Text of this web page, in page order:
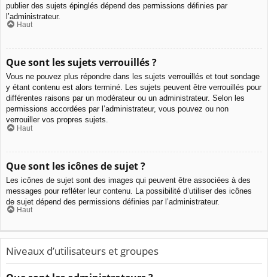
publier des sujets épinglés dépend des permissions définies par
l’administrateur.
Haut
Que sont les sujets verrouillés ?
Vous ne pouvez plus répondre dans les sujets verrouillés et tout sondage
y étant contenu est alors terminé. Les sujets peuvent être verrouillés pour
différentes raisons par un modérateur ou un administrateur. Selon les
permissions accordées par l’administrateur, vous pouvez ou non
verrouiller vos propres sujets.
Haut
Que sont les icônes de sujet ?
Les icônes de sujet sont des images qui peuvent être associées à des
messages pour refléter leur contenu. La possibilité d’utiliser des icônes
de sujet dépend des permissions définies par l’administrateur.
Haut
Niveaux d’utilisateurs et groupes